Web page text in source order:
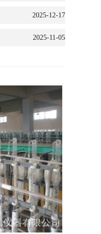
2025-12-17
2025-11-05